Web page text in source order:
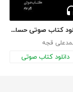
دانلود کتاب صوتی حسادت
قجه
دانلود کتاب صوتی